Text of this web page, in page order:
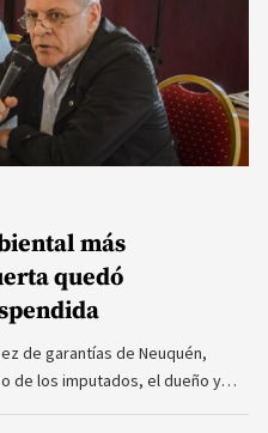
más
quedó
de garantías de Neuquén,
de los imputados, el dueño y…